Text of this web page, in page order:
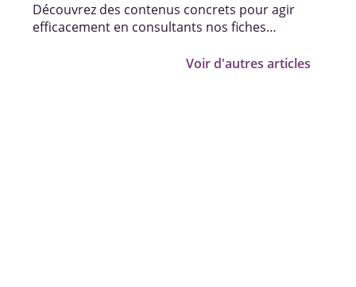
Découvrez des contenus concrets pour agir
efficacement en consultants nos fiches
Voir d'autres articles